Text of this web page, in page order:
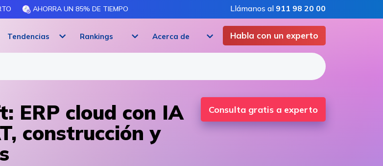
AHORRA UN 85% DE TIEMPO Llámanos al 911 98 20 00
Habla con un experto
Tendencias Rankings Acerca de
ERP cloud con IA
construcción y
Consulta gratis a experto